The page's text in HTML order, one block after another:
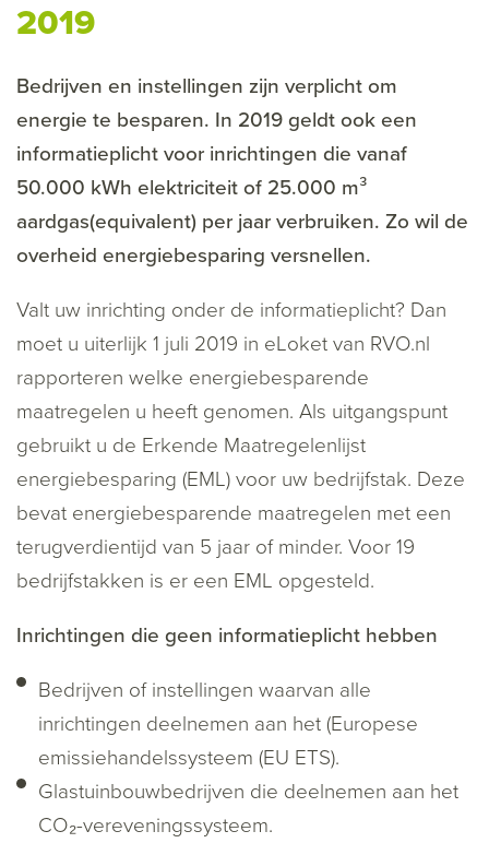
2019
Bedrijven en instellingen zijn verplicht om
energie te besparen. In 2019 geldt ook een
informatieplicht voor inrichtingen die vanaf
50.000 kWh elektriciteit of 25.000 m³
aardgas(equivalent) per jaar verbruiken. Zo wil de
overheid energiebesparing versnellen.
Valt uw inrichting onder de informatieplicht? Dan
moet u uiterlijk 1 juli 2019 in eLoket van RVO.nl
rapporteren welke energiebesparende
maatregelen u heeft genomen. Als uitgangspunt
gebruikt u de Erkende Maatregelenlijst
energiebesparing (EML) voor uw bedrijfstak. Deze
bevat energiebesparende maatregelen met een
terugverdientijd van 5 jaar of minder. Voor 19
bedrijfstakken is er een EML opgesteld.
Inrichtingen die geen informatieplicht hebben
Bedrijven of instellingen waarvan alle
inrichtingen deelnemen aan het (Europese
emissiehandelssysteem (EU ETS).
Glastuinbouwbedrijven die deelnemen aan het
CO₂-vereveningssysteem.